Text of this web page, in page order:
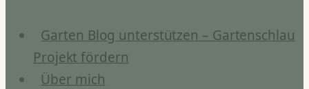
Garten Blog unterstützen – Gartenschlau
Projekt fördern
Über mich